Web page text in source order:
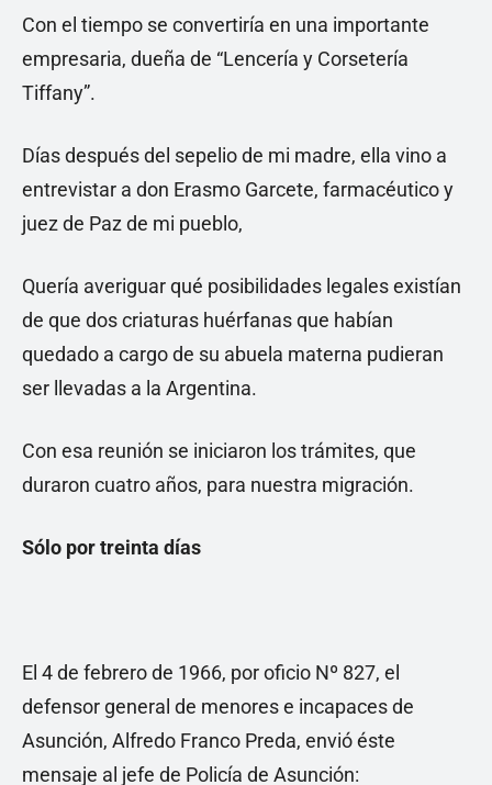
Con el tiempo se convertiría en una importante
empresaria, dueña de “Lencería y Corsetería
Tiffany”.
Días después del sepelio de mi madre, ella vino a
entrevistar a don Erasmo Garcete, farmacéutico y
juez de Paz de mi pueblo,
Quería averiguar qué posibilidades legales existían
de que dos criaturas huérfanas que habían
quedado a cargo de su abuela materna pudieran
ser llevadas a la Argentina.
Con esa reunión se iniciaron los trámites, que
duraron cuatro años, para nuestra migración.
Sólo por treinta días
El 4 de febrero de 1966, por oficio Nº 827, el
defensor general de menores e incapaces de
Asunción, Alfredo Franco Preda, envió éste
mensaje al jefe de Policía de Asunción: